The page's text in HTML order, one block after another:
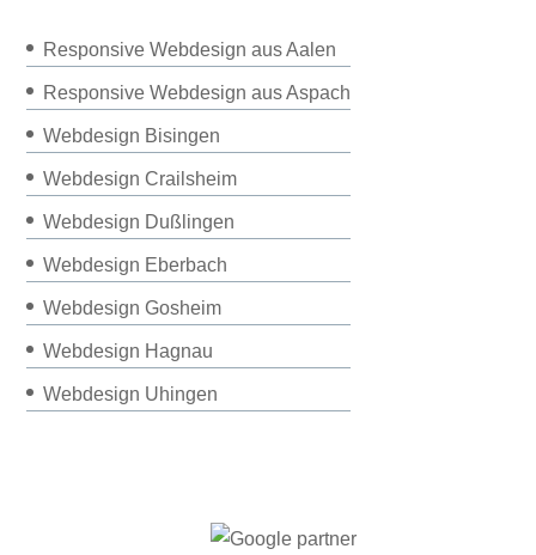
Responsive Webdesign aus Aalen
Responsive Webdesign aus Aspach
Webdesign Bisingen
Webdesign Crailsheim
Webdesign Dußlingen
Webdesign Eberbach
Webdesign Gosheim
Webdesign Hagnau
Webdesign Uhingen